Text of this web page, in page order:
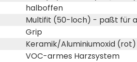
halboffen
Multifit (50-loch) - paßt für
Grip
Keramik/Aluminiumoxid (rot)
VOC-armes Harzsystem